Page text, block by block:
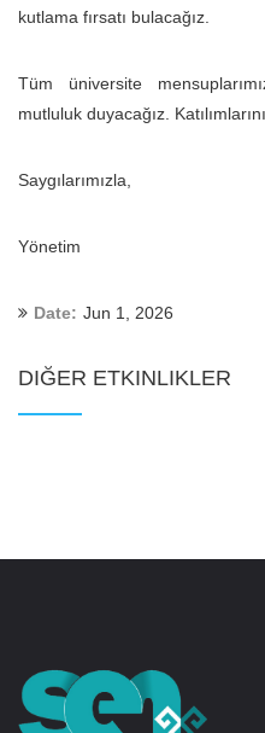
kutlama fırsatı bulacağız.
Tüm üniversite
mutluluk duyacağız.
Saygılarımızla,
Yönetim
Date: Jun 1, 2026
DIĞER ETKINLIKLER